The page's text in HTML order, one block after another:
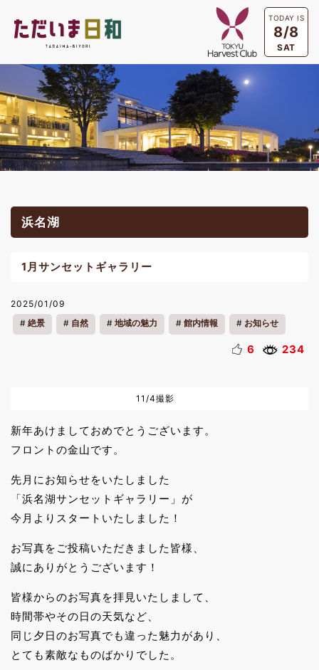
TODAY IS
8/8
SAT
浜名湖
1月サンセットギャラリー
2025/01/09
絶景
自然 地域の魅力 館内情報 お知らせ
6 234
11/4撮影
新年あけましておめでとうございます。
フロントの金山です。
先月にお知らせをいたしました
「浜名湖サンセットギャラリー」が
今月よりスタートいたしました！
お写真をご投稿いただきました皆様、
誠にありがとうございます！
皆様からのお写真を拝見いたしまして、
時間帯やその日の天気など、
同じ夕日のお写真でも違った魅力があり、
とても素敵なものばかりでした。